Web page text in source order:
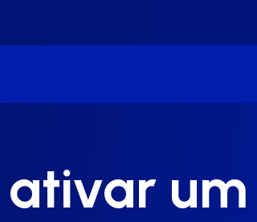
ativar